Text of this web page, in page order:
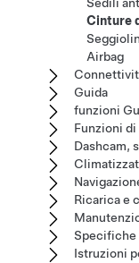
Cinture
Airbag
Guida
funzioni
Funzioni
Dashcam,
Ricarica e
Specifiche
Istruzioni